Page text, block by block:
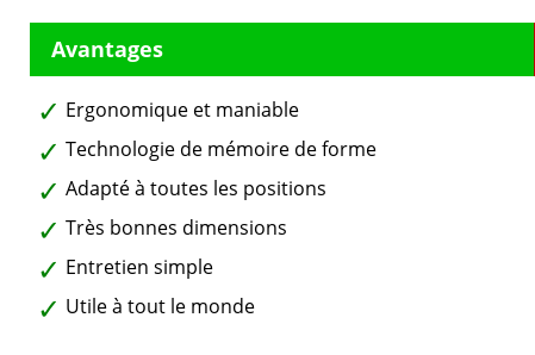
Ergonomique et maniable
Technologie de mémoire de forme
Adapté à toutes les positions
Très bonnes dimensions
Entretien simple
Utile à tout le monde